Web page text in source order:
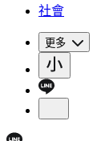
社會
更多